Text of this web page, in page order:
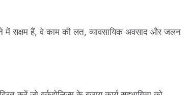
में सक्षम हैं, वे काम की लत, व्यावसायिक अवसाद और जलन